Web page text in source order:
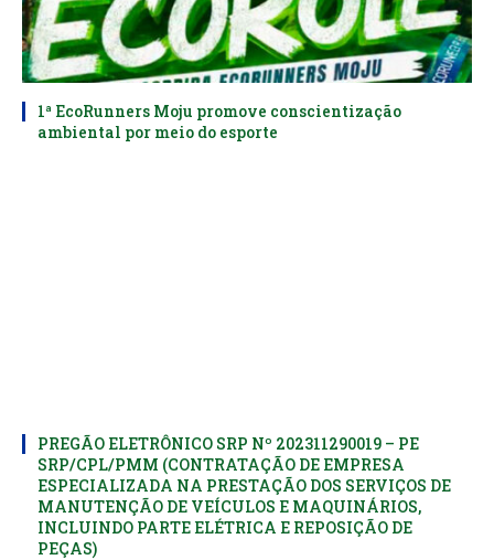
1ª EcoRunners Moju promove conscientização
ambiental por meio do esporte
PREGÃO ELETRÔNICO SRP Nº 202311290019 – PE
SRP/CPL/PMM (CONTRATAÇÃO DE EMPRESA
ESPECIALIZADA NA PRESTAÇÃO DOS SERVIÇOS DE
MANUTENÇÃO DE VEÍCULOS E MAQUINÁRIOS,
INCLUINDO PARTE ELÉTRICA E REPOSIÇÃO DE
PEÇAS)